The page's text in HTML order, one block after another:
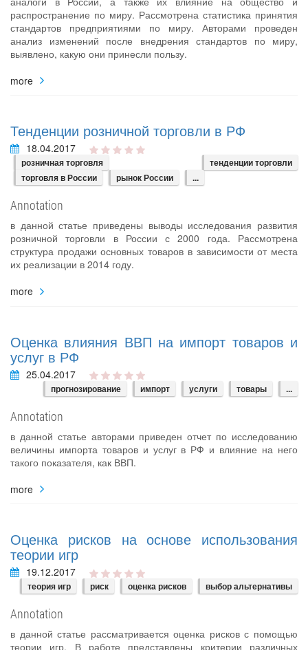
распространение по миру. Рассмотрена статистика принятия
стандартов предприятиями по миру. Авторами проведен
анализ изменений после внедрения стандартов по миру,
выявлено, какую они принесли пользу.
more
Тенденции розничной торговли в РФ
18.04.2017
розничная торговля
тенденции торговли
торговля в России
рынок России ...
Annotation
в данной статье приведены выводы исследования развития
розничной торговли в России с 2000 года. Рассмотрена
структура продажи основных товаров в зависимости от места
их реализации в 2014 году.
more
Оценка влияния ВВП на импорт товаров и
услуг в РФ
25.04.2017
прогнозирование импорт услуги товары ...
Annotation
в данной статье авторами приведен отчет по исследованию
величины импорта товаров и услуг в РФ и влияние на него
такого показателя, как ВВП.
more
Оценка рисков на основе использования
теории игр
19.12.2017
теория игр риск оценка рисков выбор альтернативы
Annotation
в данной статье рассматривается оценка рисков с помощью
теории игр. В работе представлены критерии различных